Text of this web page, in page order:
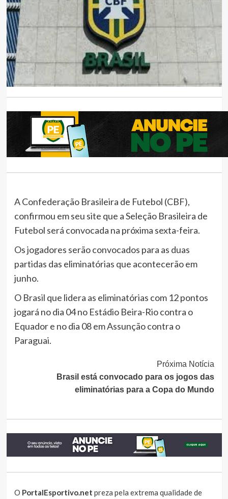
A Confederação Brasileira de Futebol (CBF),
confirmou em seu site que a Seleção Brasileira de
Futebol será convocada na próxima sexta-feira.
Os jogadores serão convocados para as duas
partidas das eliminatórias que acontecerão em
junho.
O Brasil que lidera as eliminatórias com 12 pontos
jogará no dia 04 no Estádio Beira-Rio contra o
Equador e no dia 08 em Assunção contra o
Paraguai.
Lendo
Próxima Notícia
Brasil está convocado para os jogos das
eliminatórias para a Copa do Mundo
O PortalEsportivo.net preza pela extrema qualidade de